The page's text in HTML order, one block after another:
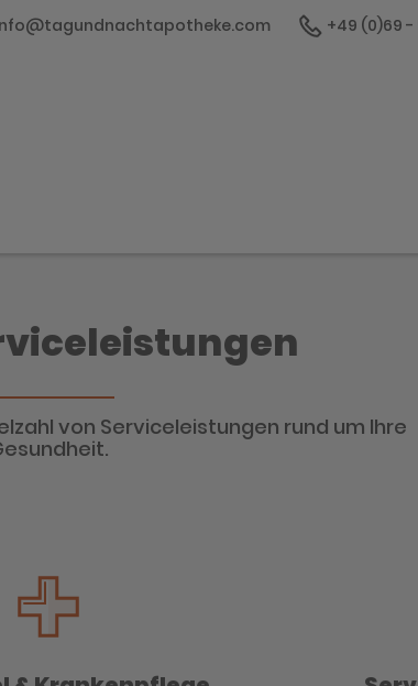
+49 (0)69
von Serviceleistungen rund um Ihre